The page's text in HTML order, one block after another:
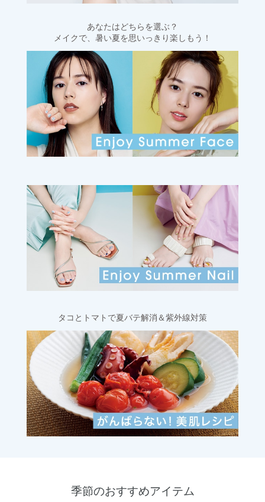
あなたはどちらを選ぶ？
メイクで、暑い夏を思いっきり楽しもう！
タコとトマトで夏バテ解消＆紫外線対策
季節のおすすめアイテム